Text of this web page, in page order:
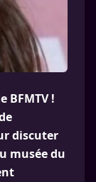
BFMTV !
discuter
musée du